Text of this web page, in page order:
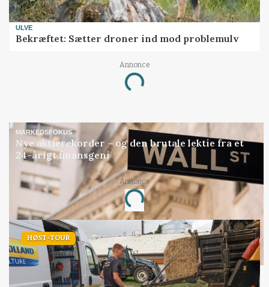
ULVE
Bekræftet: Sætter droner ind mod problemulv
Annonce
Loading...
MARKEDSFOKUS
Nye aktierekorder – og den brutale lektie fra et
24-årigt finansgeni
Annonce
Loading...
HØST-TOUR